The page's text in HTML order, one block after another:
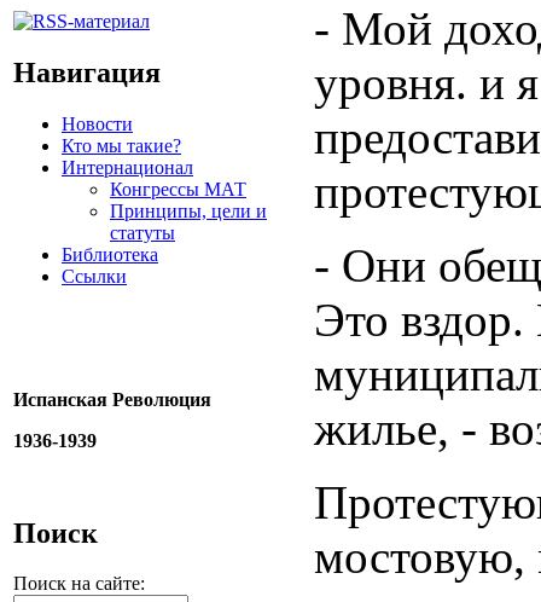
Навигация
Новости
Кто мы такие?
Интернационал
Конгрессы МАТ
Принципы, цели и
статуты
Библиотека
Ссылки
Испанская Революция
1936-1939
Поиск
Поиск на сайте:
- Мой
уровня. и
- Они
Это
жилье, -
мостовую,